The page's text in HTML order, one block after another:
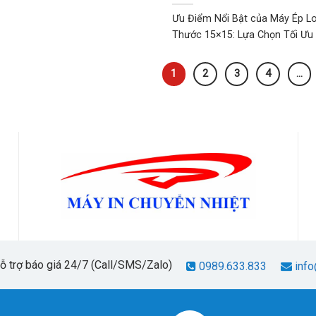
Ưu Điểm Nổi Bật của Máy Ép
Thước 15×15: Lựa Chọn Tối Ưu
1 2 3 4 …
trợ báo giá 24/7 (Call/SMS/Zalo) 0989.633.833